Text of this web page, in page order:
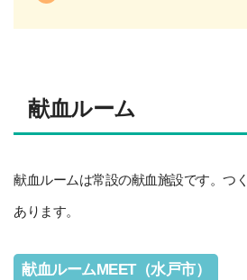
献血ルーム
献血ルームは常設の献血施設です。つ
あります。
献血ルームMEET（水戸市）